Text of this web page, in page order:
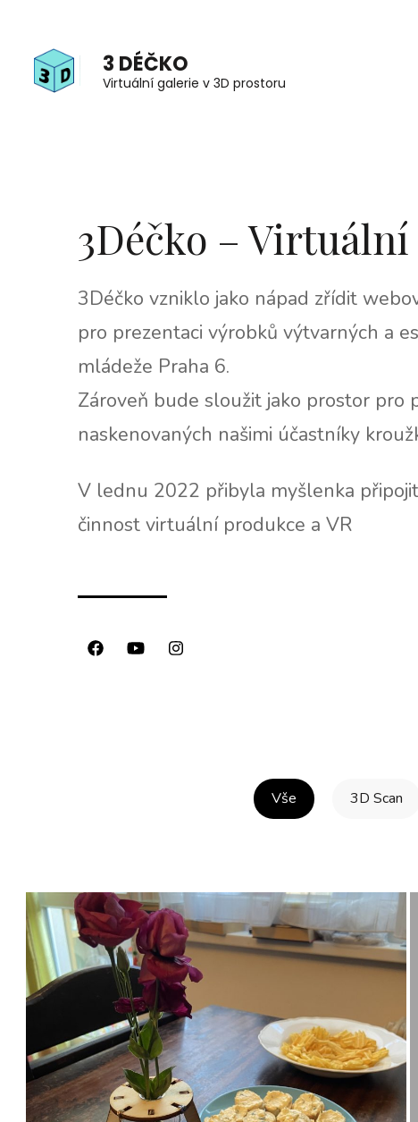
3 DÉČKO
Virtuální galerie v 3D prostoru
3Déčko –
3Déčko vzniklo jako nápad zřídit
pro prezentaci výrobků výtvarných a
mládeže Praha 6.
Zároveň bude sloužit jako prostor pro
naskenovaných našimi účastníky
V lednu 2022 přibyla myšlenka
činnost virtuální produkce a VR
Vše 3D Scan